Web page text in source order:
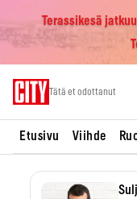
Terassikesä
Tätä et odottanut
Etusivu Viihde